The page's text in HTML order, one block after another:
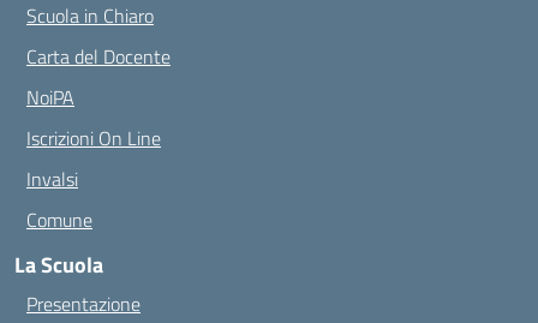
Scuola in Chiaro
Carta del Docente
NoiPA
Iscrizioni On Line
Invalsi
Comune
La Scuola
Presentazione